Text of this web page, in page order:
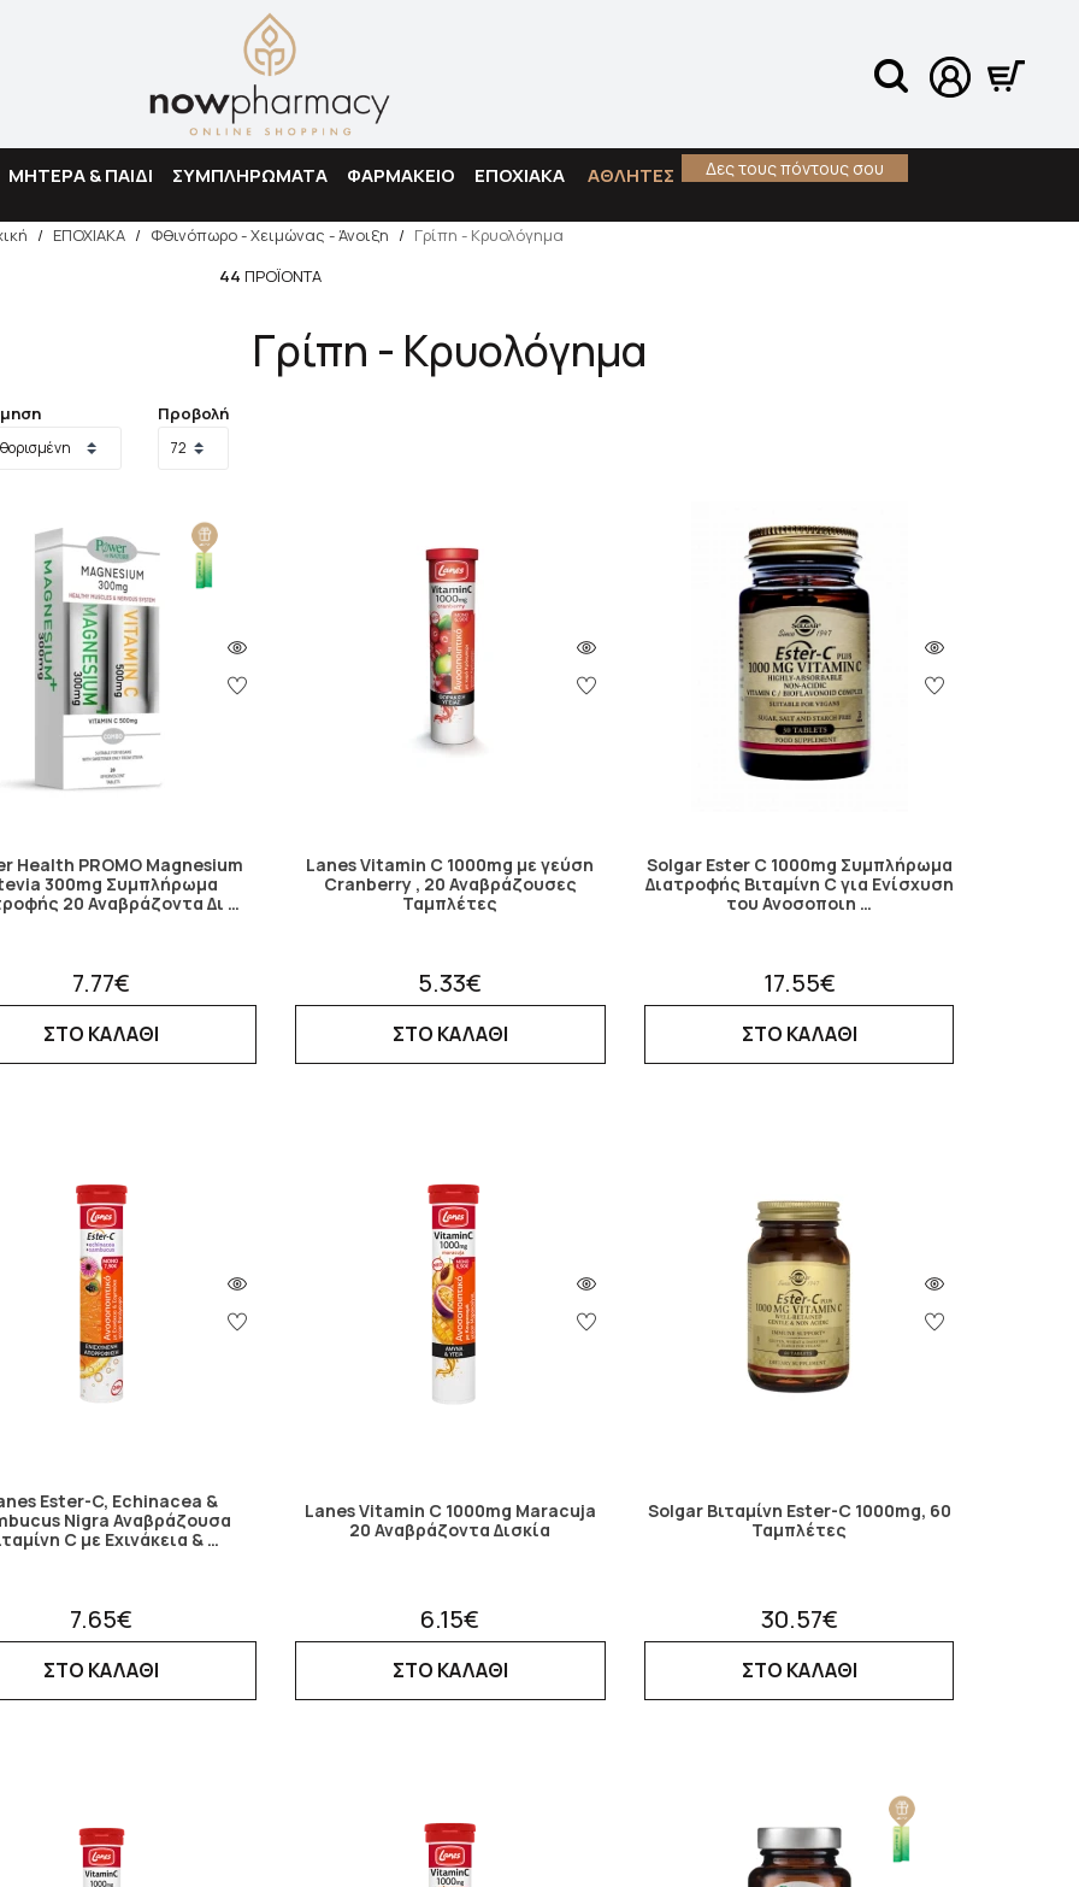
ΜΗΤΕΡΑ & ΠΑΙΔΙ ΣΥΜΠΛΗΡΩΜΑΤΑ ΦΑΡΜΑΚΕΙΟ ΕΠΟΧΙΑΚΑ ΑΘΛΗΤΕΣ Δες τους πόντους σου
Αναζήτηση
/ ΕΠΟΧΙΑΚΑ / Φθινόπωρο - Χειμώνας - Άνοιξη / Γρίπη - Κρυολόγημα
44 ΠΡΟΪΌΝΤΑ
Γρίπη - Κρυολόγημα
Προβολή
Health PROMO Magnesium
300mg Συμπλήρωμα
20 Αναβράζοντα Δι …
7.77€
ΣΤΟ ΚΑΛΑΘΙ
Lanes Vitamin C 1000mg με γεύση
Cranberry , 20 Αναβράζουσες
Ταμπλέτες
5.33€
ΣΤΟ ΚΑΛΑΘΙ
Solgar Ester C 1000mg Συμπλήρωμα
Διατροφής Βιταμίνη C για Ενίσχυση
του Ανοσοποιη …
17.55€
ΣΤΟ ΚΑΛΑΘΙ
Ester-C, Echinacea &
Nigra Αναβράζουσα
C με Εχινάκεια & …
7.65€
ΣΤΟ ΚΑΛΑΘΙ
Lanes Vitamin C 1000mg Maracuja
20 Αναβράζοντα Δισκία
6.15€
ΣΤΟ ΚΑΛΑΘΙ
Solgar Bιταμίνη Ester-C 1000mg, 60
Ταμπλέτες
30.57€
ΣΤΟ ΚΑΛΑΘΙ